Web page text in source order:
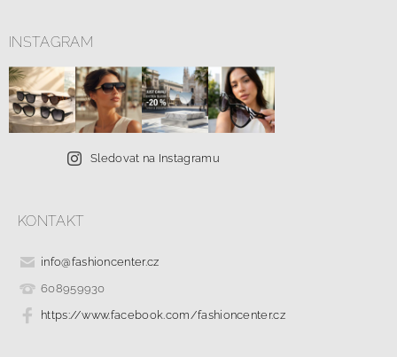
INSTAGRAM
Sledovat na Instagramu
KONTAKT
info@fashioncenter.cz
608959930
https://www.facebook.com/fashioncenter.cz